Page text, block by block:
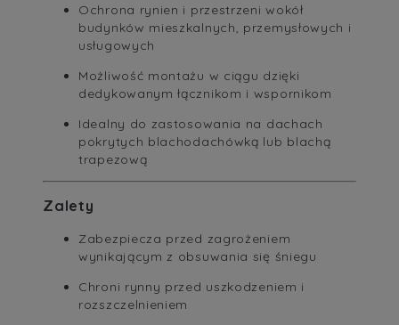
Ochrona rynien i przestrzeni wokół
budynków mieszkalnych, przemysłowych i
usługowych
Możliwość montażu w ciągu dzięki
dedykowanym łącznikom i wspornikom
Idealny do zastosowania na dachach
pokrytych blachodachówką lub blachą
trapezową
Zalety
Zabezpiecza przed zagrożeniem
wynikającym z obsuwania się śniegu
Chroni rynny przed uszkodzeniem i
rozszczelnieniem